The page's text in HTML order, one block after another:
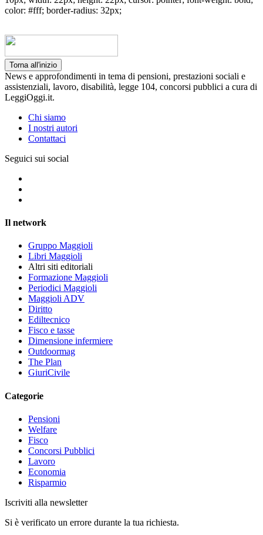
color: #fff; border-radius: 32px;
Torna all'inizio
News e approfondimenti in tema di pensioni, prestazioni sociali e
assistenziali, lavoro, disabilità, legge 104, concorsi pubblici a cura di
LeggiOggi.it.
Chi siamo
I nostri autori
Contattaci
Seguici sui social
Il network
Gruppo Maggioli
Libri Maggioli
Altri siti editoriali
Formazione Maggioli
Periodici Maggioli
Maggioli ADV
Diritto
Ediltecnico
Fisco e tasse
Dimensione infermiere
Outdoormag
The Plan
GiuriCivile
Categorie
Pensioni
Welfare
Fisco
Concorsi Pubblici
Lavoro
Economia
Risparmio
Iscriviti alla newsletter
Si è verificato un errore durante la tua richiesta.